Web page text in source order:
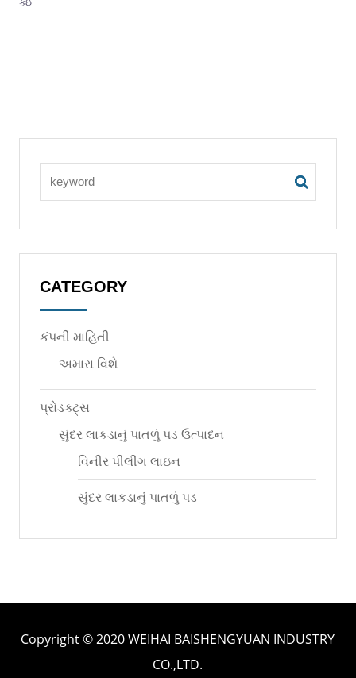
CATEGORY
કંપની માહિતી
અમારા વિશે
પ્રોડક્ટ્સ
સુંદર લાકડાનું પાતળું પડ ઉત્પાદન
વિનીર પીલીંગ લાઇન
સુંદર લાકડાનું પાતળું પડ
Copyright © 2020 WEIHAI BAISHENGYUAN INDUSTRY
CO.,LTD.